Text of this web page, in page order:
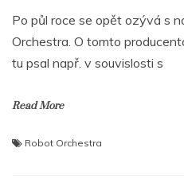
Po půl roce se opět ozývá s
Orchestra. O tomto
tu psal např. v souvislosti s
Read More
Robot Orchestra